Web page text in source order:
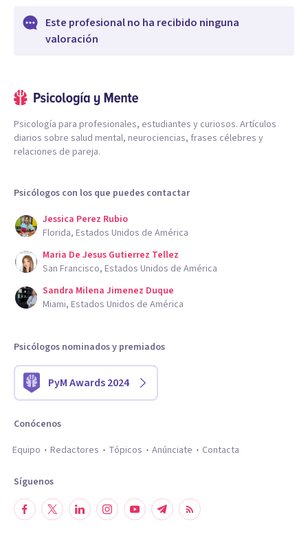
Este profesional no ha recibido ninguna
valoración
Psicología para profesionales, estudiantes y curiosos. Artículos
diarios sobre salud mental, neurociencias, frases célebres y
relaciones de pareja.
Psicólogos con los que puedes contactar
Jessica Perez Rubio
Florida, Estados Unidos de América
Maria De Jesus Gutierrez Tellez
San Francisco, Estados Unidos de América
Sandra Milena Jimenez Duque
Miami, Estados Unidos de América
Psicólogos nominados y premiados
PyM Awards 2024
Conócenos
Equipo
Redactores Tópicos Anúnciate Contacta
Síguenos